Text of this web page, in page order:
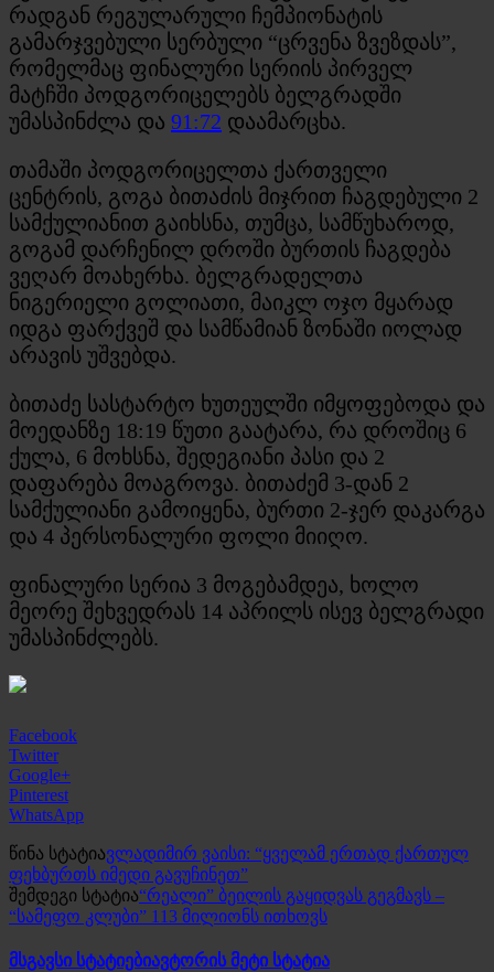
რადგან რეგულარული ჩემპიონატის
გამარჯვებული სერბული “ცრვენა ზვეზდას”,
რომელმაც ფინალური სერიის პირველ
მატჩში პოდგორიცელებს ბელგრადში
უმასპინძლა და 91:72 დაამარცხა.
თამაში პოდგორიცელთა ქართველი
ცენტრის, გოგა ბითაძის მიჯრით ჩაგდებული 2
სამქულიანით გაიხსნა, თუმცა, სამწუხაროდ,
გოგამ დარჩენილ დროში ბურთის ჩაგდება
ვეღარ მოახერხა. ბელგრადელთა
ნიგერიელი გოლიათი, მაიკლ ოჯო მყარად
იდგა ფარქვეშ და სამწამიან ზონაში იოლად
არავის უშვებდა.
ბითაძე სასტარტო ხუთეულში იმყოფებოდა და
მოედანზე 18:19 წუთი გაატარა, რა დროშიც 6
ქულა, 6 მოხსნა, შედეგიანი პასი და 2
დაფარება მოაგროვა. ბითაძემ 3-დან 2
სამქულიანი გამოიყენა, ბურთი 2-ჯერ დაკარგა
და 4 პერსონალური ფოლი მიიღო.
ფინალური სერია 3 მოგებამდეა, ხოლო
მეორე შეხვედრას 14 აპრილს ისევ ბელგრადი
უმასპინძლებს.
Facebook
Twitter
Google+
Pinterest
WhatsApp
წინა სტატიავლადიმირ ვაისი: “ყველამ ერთად ქართულ
ფეხბურთს იმედი გავუჩინეთ”
შემდეგი სტატია“რეალი” ბეილის გაყიდვას გეგმავს –
“სამეფო კლუბი” 113 მილიონს ითხოვს
მსგავსი სტატიებიავტორის მეტი სტატია